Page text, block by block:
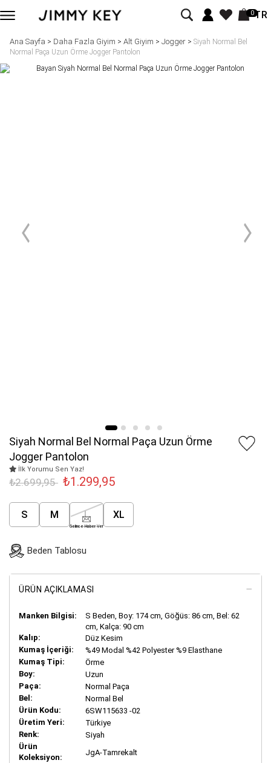
0TR
Ana Sayfa > Daha Fazla Giyim > Alt Giyim > Jogger> Siyah Normal Bel
Normal Paça Uzun Örme Jogger Pantolon
Siyah Normal Bel Normal Paça Uzun Örme
Jogger Pantolon
İlk Yorumu Sen Yaz!
₺2.699,95 ₺1.299,95
S M L
Gelince Haber Ver
XL
Beden Tablosu
ÜRÜN AÇIKLAMASI
Manken Bilgisi: S Beden, Boy: 174cm, Göğüs: 86 cm, Bel: 62
cm, Kalça: 90 cm
Kalıp:
Düz Kesim
Kumaş İçeriği:
%49 Modal %42 Polyester %9 Elasthane
Kumaş Tipi:
Örme
Boy:
Uzun
Paça:
Normal Paça
Bel:
Normal Bel
Ürün Kodu:
6SW115633 -02
Üretim Yeri:
Türkiye
Renk:
Siyah
Ürün
Koleksiyon:
JgA-Tamrekalt